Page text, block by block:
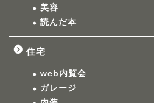
美容
読んだ本
住宅
web内覧会
ガレージ